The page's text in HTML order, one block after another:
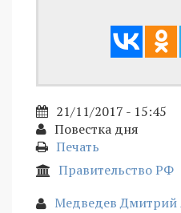
21/11/2017 - 15:45
Повестка дня
Печать
Правительство РФ
Медведев Дмитрий